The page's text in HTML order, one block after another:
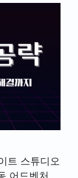
트 스튜디오
어드벤처